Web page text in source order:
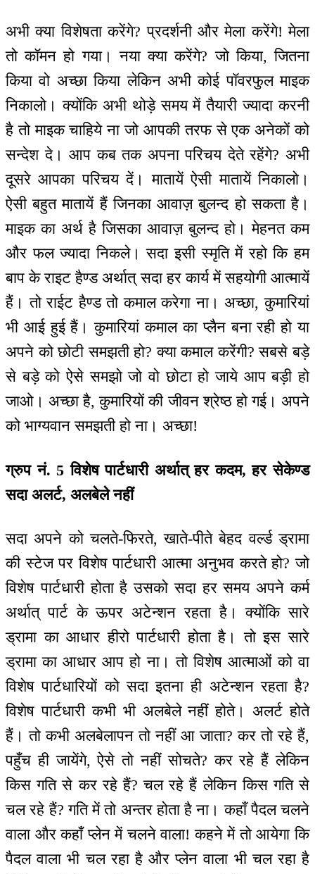
अभी क्या विशेषता करेंगे? प्रदर्शनी और मेला करेंगे! मेला
तो कॉमन हो गया। नया क्या करेंगे? जो किया, जितना
किया वो अच्छा किया लेकिन अभी कोई पॉवरफुल माइक
निकालो। क्योंकि अभी थोड़े समय में तैयारी ज्यादा करनी
है तो माइक चाहिये ना जो आपकी तरफ से एक अनेकों को
सन्देश दे। आप कब तक अपना परिचय देते रहेंगे? अभी
दूसरे आपका परिचय दें। मातायें ऐसी मातायें निकालो।
ऐसी बहुत मातायें हैं जिनका आवाज़ बुलन्द हो सकता है।
माइक का अर्थ है जिसका आवाज़ बुलन्द हो। मेहनत कम
और फल ज्यादा निकले। सदा इसी स्मृति में रहो कि हम
बाप के राइट हैण्ड अर्थात् सदा हर कार्य में सहयोगी आत्मायें
हैं। तो राईट हैण्ड तो कमाल करेगा ना। अच्छा, कुमारियां
भी आई हुई हैं। कुमारियां कमाल का प्लैन बना रही हो या
अपने को छोटी समझती हो? क्या कमाल करेंगी? सबसे बड़े
से बड़े को ऐसे समझो जो वो छोटा हो जाये आप बड़ी हो
जाओ। अच्छा है, कुमारियों की जीवन श्रेष्ठ हो गई। अपने
को भाग्यवान समझती हो ना। अच्छा!
ग्रुप नं. 5 विशेष पार्टधारी अर्थात् हर कदम, हर सेकेण्ड
सदा अलर्ट, अलबेले नहीं
सदा अपने को चलते-फिरते, खाते-पीते बेहद वर्ल्ड ड्रामा
की स्टेज पर विशेष पार्टधारी आत्मा अनुभव करते हो? जो
विशेष पार्टधारी होता है उसको सदा हर समय अपने कर्म
अर्थात् पार्ट के ऊपर अटेन्शन रहता है। क्योंकि सारे
ड्रामा का आधार हीरो पार्टधारी होता है। तो इस सारे
ड्रामा का आधार आप हो ना। तो विशेष आत्माओं को वा
विशेष पार्टधारियों को सदा इतना ही अटेन्शन रहता है?
विशेष पार्टधारी कभी भी अलबेले नहीं होते। अलर्ट होते
हैं। तो कभी अलबेलापन तो नहीं आ जाता? कर तो रहे हैं,
पहुँच ही जायेंगे, ऐसे तो नहीं सोचते? कर रहे हैं लेकिन
किस गति से कर रहे हैं? चल रहे हैं लेकिन किस गति से
चल रहे हैं? गति में तो अन्तर होता है ना। कहाँ पैदल चलने
वाला और कहाँ प्लेन में चलने वाला! कहने में तो आयेगा कि
पैदल वाला भी चल रहा है और प्लेन वाला भी चल रहा है